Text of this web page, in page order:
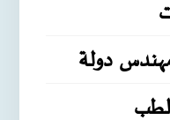
دولة